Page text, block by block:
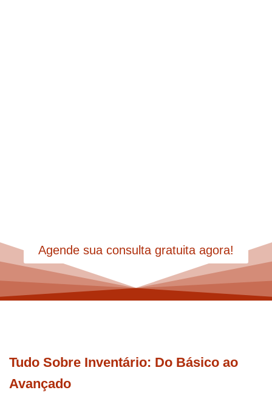
Agende sua consulta gratuita agora!
Tudo Sobre Inventário: Do Básico ao
Avançado